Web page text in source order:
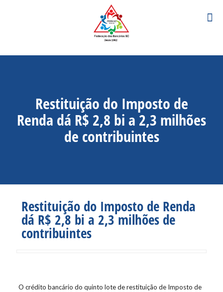
Restituição do Imposto de
Renda dá R$ 2,8 bi a 2,3 milhões
de contribuintes
Restituição do Imposto de Renda
dá R$ 2,8 bi a 2,3 milhões de
contribuintes
O crédito bancário do quinto lote de restituição de Imposto de